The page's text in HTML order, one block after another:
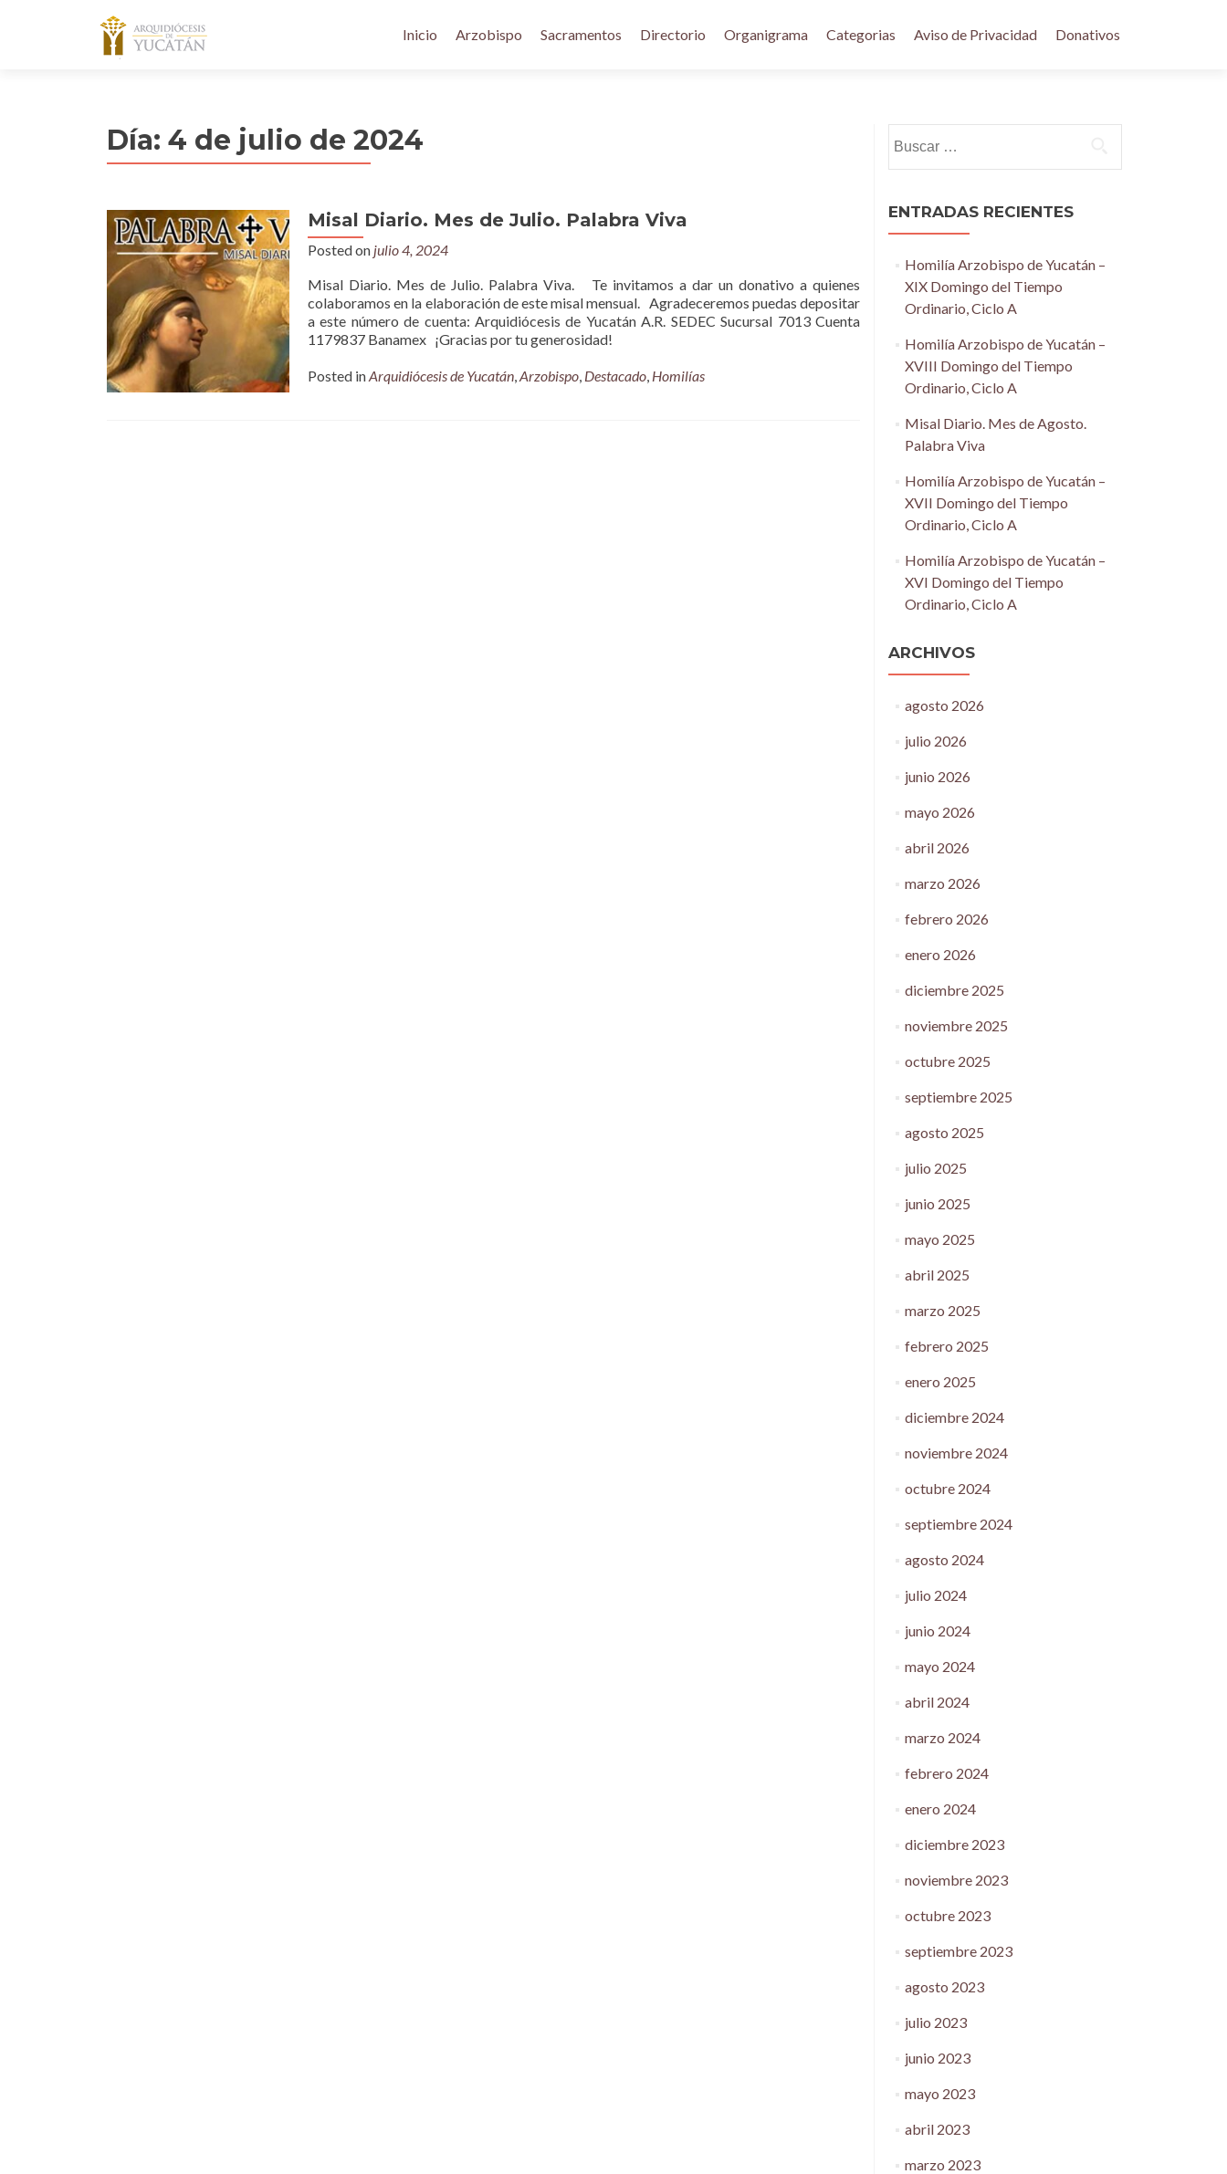
Inicio Arzobispo Sacramentos Directorio Organigrama Categorias Aviso de Privacidad Donativos
Día: 4 de julio de 2024
Misal Diario. Mes de Julio. Palabra Viva
Posted on julio 4, 2024
Misal Diario. Mes de Julio. Palabra Viva. Te invitamos a dar un donativo a quienes
colaboramos en la elaboración de este misal mensual. Agradeceremos puedas depositar
a este número de cuenta: Arquidiócesis de Yucatán A.R. SEDEC Sucursal 7013 Cuenta
1179837 Banamex ¡Gracias por tu generosidad!
Posted inArquidiócesis de Yucatán,Arzobispo, Destacado, Homilías
ENTRADAS RECIENTES
Homilía Arzobispo de Yucatán –
XIX Domingo del Tiempo
Ordinario, Ciclo A
Homilía Arzobispo de Yucatán –
XVIII Domingo del Tiempo
Ordinario, Ciclo A
Misal Diario. Mes de Agosto.
Palabra Viva
Homilía Arzobispo de Yucatán –
XVII Domingo del Tiempo
Ordinario, Ciclo A
Homilía Arzobispo de Yucatán –
XVI Domingo del Tiempo
Ordinario, Ciclo A
ARCHIVOS
agosto 2026
julio 2026
junio 2026
mayo 2026
abril 2026
marzo 2026
febrero 2026
enero 2026
diciembre 2025
noviembre 2025
octubre 2025
septiembre 2025
agosto 2025
julio 2025
junio 2025
mayo 2025
abril 2025
marzo 2025
febrero 2025
enero 2025
diciembre 2024
noviembre 2024
octubre 2024
septiembre 2024
agosto 2024
julio 2024
junio 2024
mayo 2024
abril 2024
marzo 2024
febrero 2024
enero 2024
diciembre 2023
noviembre 2023
octubre 2023
septiembre 2023
agosto 2023
julio 2023
junio 2023
mayo 2023
abril 2023
marzo 2023